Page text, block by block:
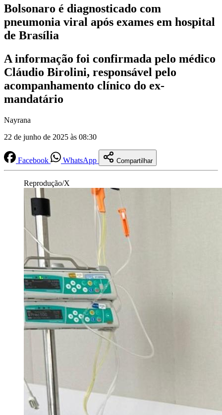
Bolsonaro é diagnosticado com
pneumonia viral após exames em hospital
de Brasília
A informação foi confirmada pelo médico
Cláudio Birolini, responsável pelo
acompanhamento clínico do ex-
mandatário
Nayrana
22 de junho de 2025 às 08:30
Facebook WhatsApp Compartilhar
Reprodução/X